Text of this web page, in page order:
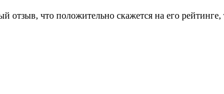
что положительно скажется на его рейтинге,